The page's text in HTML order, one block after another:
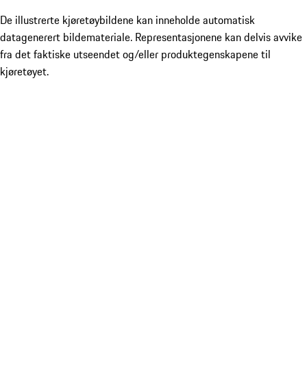
De illustrerte kjøretøybildene kan inneholde automatisk
datagenerert bildemateriale. Representasjonene kan delvis avvike
fra det faktiske utseendet og/eller produktegenskapene til
kjøretøyet.